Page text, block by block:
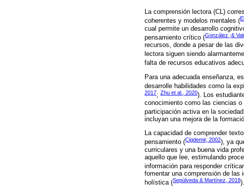
La comprensión lectora (CL)
coherentes y modelos mentales (
cual permite un desarrollo
pensamiento crítico (González ;&
recursos, donde a pesar de las
lectora siguen siendo
falta de recursos educativos
Para una adecuada enseñanza,
desarrolle habilidades como la
2017; Zhu et al., 2020). Los
conocimiento como las ciencias
participación activa en la
incluyan una mejora de la
La capacidad de comprender
pensamiento (Çigdemir, 2002), ya
curriculares y una buena vida
aquello que lee, estimulando
información para responder
fomentar una comprensión de
holística (Sepúlveda & Martínez, 2018).